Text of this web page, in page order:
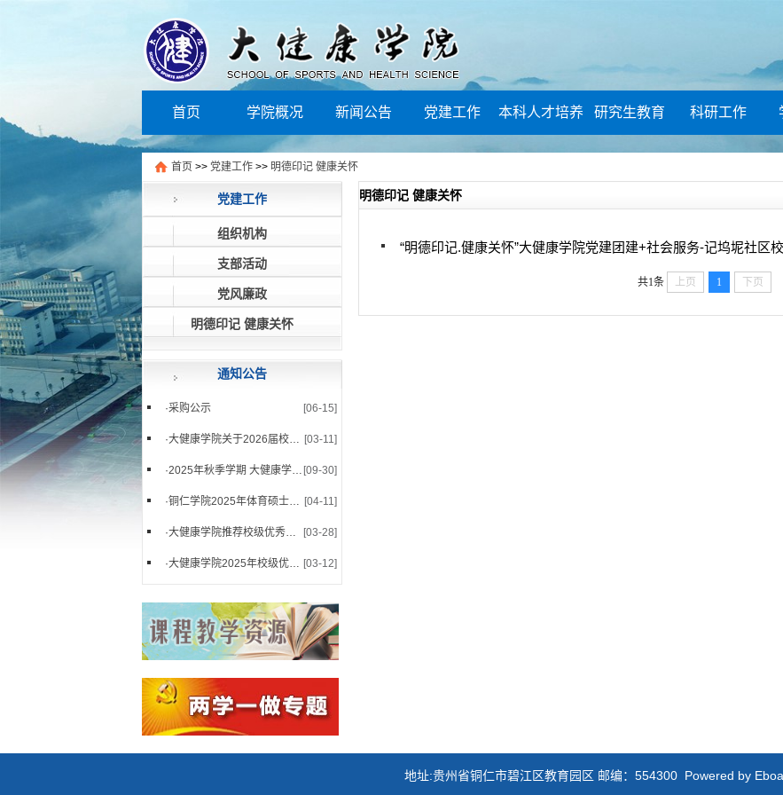
首页 学院概况 新闻公告 党建工作 本科人才培养 研究生教育 科研工作
社会服务 学院风采 下载中心 审核评估 领导信箱 文明城市创建
首页 >> 党建工作 >> 明德印记 健康关怀
党建工作
组织机构
支部活动
党风廉政
明德印记 健康关怀
通知公告
[06-15]
·采购公示
[03-11]
·大健康学院关于2026届校级优秀毕业生推荐人选评选...
[09-30]
·2025年秋季学期 大健康学院学籍清退公告
[04-11]
·铜仁学院2025年体育硕士研究生调剂复试名单公示
[03-28]
·大健康学院推荐校级优秀大学毕业生名单公示
[03-12]
·大健康学院2025年校级优秀大学毕业生推荐名单公示
明德印记 健康关怀
“明德印记.健康关怀”大健康学院党建团建+社会服务-记坞坭社区
共1条 上页 1 下页
地址:贵州省铜仁市碧江区教育园区 邮编：554300 Powered by